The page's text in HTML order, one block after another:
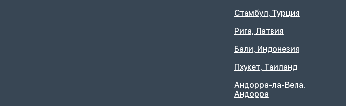
Стамбул, Турция
Рига, Латвия
Бали, Индонезия
Пхукет, Таиланд
Андорра-ла-Вела,
Андорра